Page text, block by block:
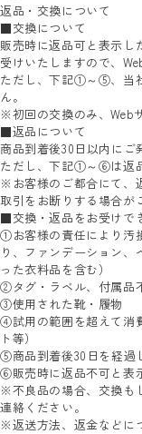
返品・交換について
■交換について
販売時に返品可と表示し
受けいたしますので、
ただし、下記①～⑤、当
ん。
※初回の交換のみ、Web
■返品について
商品到着後30日以内にご
ただし、下記①～⑥は返
※お客様のご都合にて、
取引をお断りする場合が
■交換・返品をお受けで
①お客様の責任により汚
り、ファンデーション
った衣料品を含む）
②タグ・ラベル、付属品
③使用された靴・履物
④試用の範囲を超えて消
ト等）
⑤商品到着後30日を経過
⑥販売時に返品不可と表
※不良品の場合、交換も
連絡ください。
※返送方法、返金などに